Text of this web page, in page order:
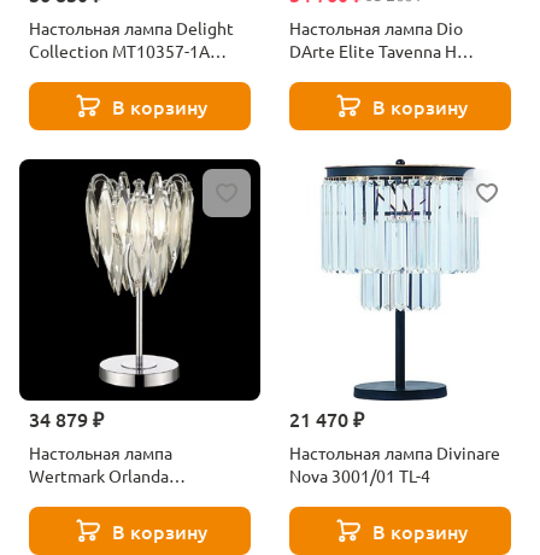
Настольная лампа Delight
Collection MT10357-1A
В корзину
Настольная лампа Dio
DArte Elite Tavenna H
В корзину
34 879 ₽
Настольная лампа
Wertmark Orlanda
В корзину
21 470 ₽
Настольная лампа Divinare
Nova 3001/01 TL-4
В корзину